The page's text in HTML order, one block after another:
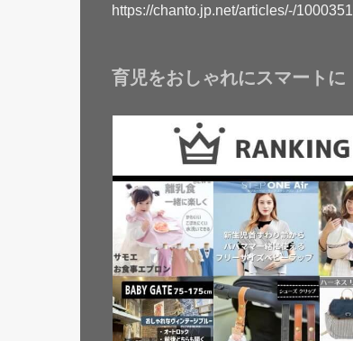
https://chanto.jp.net/articles/-/1000351
育児をおしゃれにスマートに